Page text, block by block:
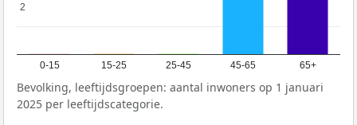
0-15 15-25 25-45 45-65 65+
2
2
Bevolking, leeftijdsgroepen: aantal inwoners op 1 januari
2025 per leeftijdscategorie.